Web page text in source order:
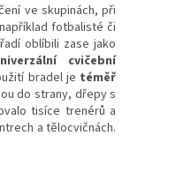
ve skupinách, při
fotbalisté či
oblíbili zase jako
cvičební
bradel je téměř
do strany, dřepy s
tisíce trenérů a
a tělocvičnách.